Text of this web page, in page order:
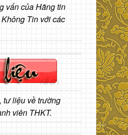
vấn của Hãng tin
Tin với các
tư liệu về trường
viên THKT.